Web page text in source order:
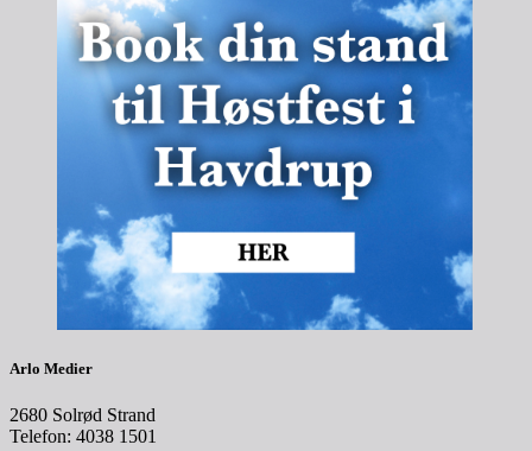
Arlo Medier
2680 Solrød Strand
Telefon: 4038 1501